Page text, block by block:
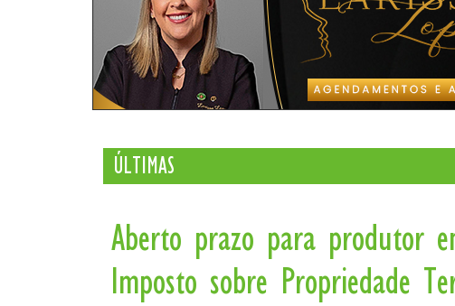
ÚLTIMAS
Aberto prazo para produtor
Imposto sobre Propriedade